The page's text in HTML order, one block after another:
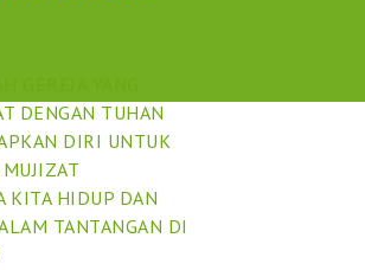
DENGAN TUHAN
DIRI UNTUK
KITA HIDUP DAN
TANTANGAN DI